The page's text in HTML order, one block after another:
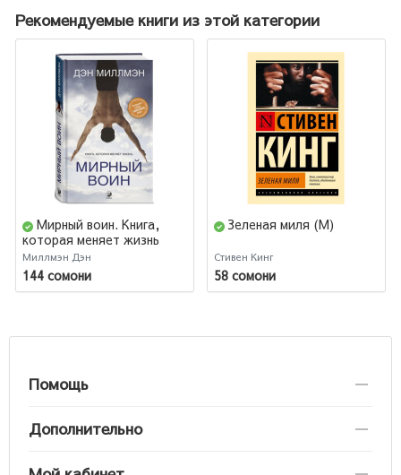
Рекомендуемые книги из этой категории
Мирный воин. Книга,
которая меняет жизнь
Миллмэн Дэн
144 сомони
Зеленая миля (М)
Стивен Кинг
58 сомони
Помощь
Дополнительно